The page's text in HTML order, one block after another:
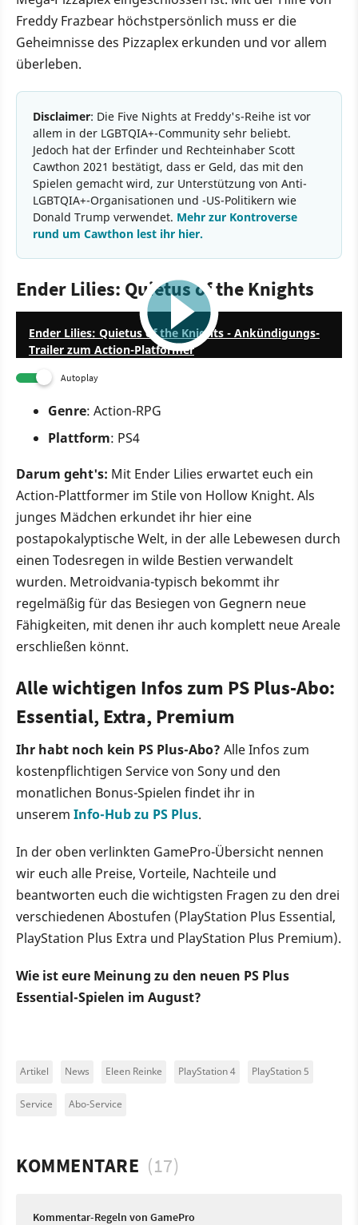
Freddy Frazbear höchstpersönlich muss er die
Geheimnisse des Pizzaplex erkunden und vor allem
überleben.
Disclaimer: Die Five Nights at Freddy's-Reihe ist vor
allem in der LGBTQIA+-Community sehr beliebt.
Jedoch hat der Erfinder und Rechteinhaber Scott
Cawthon 2021 bestätigt, dass er Geld, das mit den
Spielen gemacht wird, zur Unterstützung von Anti-
LGBTQIA+-Organisationen und -US-Politikern wie
Donald Trump verwendet. Mehr zur Kontroverse
rund um Cawthon lest ihr hier.
Ender Lilies: Quietus of the Knights1:59
Ender Lilies: Quietus of the Knights - Ankündigungs-
Trailer zum Action-Platformer
Autoplay
Genre: Action-RPG
Plattform: PS4
Darum geht's: Mit Ender Lilies erwartet euch ein
Action-Plattformer im Stile von Hollow Knight. Als
junges Mädchen erkundet ihr hier eine
postapokalyptische Welt, in der alle Lebewesen durch
einen Todesregen in wilde Bestien verwandelt
wurden. Metroidvania-typisch bekommt ihr
regelmäßig für das Besiegen von Gegnern neue
Fähigkeiten, mit denen ihr auch komplett neue Areale
erschließen könnt.
Alle wichtigen Infos zum PS Plus-Abo:
Essential, Extra, Premium
Ihr habt noch kein PS Plus-Abo? Alle Infos zum
kostenpflichtigen Service von Sony und den
monatlichen Bonus-Spielen findet ihr in
unserem Info-Hub zu PS Plus.
In der oben verlinkten GamePro-Übersicht nennen
wir euch alle Preise, Vorteile, Nachteile und
beantworten euch die wichtigsten Fragen zu den drei
verschiedenen Abostufen (PlayStation Plus Essential,
PlayStation Plus Extra und PlayStation Plus Premium).
Wie ist eure Meinung zu den neuen PS Plus
Essential-Spielen im August?
Artikel News Eleen Reinke PlayStation 4 PlayStation 5
Service Abo-Service
KOMMENTARE (17)
Kommentar-Regeln von GamePro